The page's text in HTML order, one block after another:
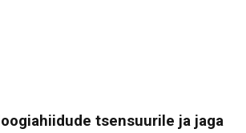
tsensuurile ja jaga